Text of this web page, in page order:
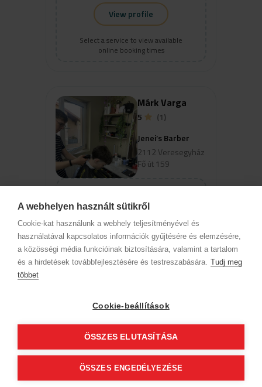
A webhelyen használt sütikről
Cookie-kat használunk a webhely teljesítményével és
használatával kapcsolatos információk gyűjtésére és elemzésére,
a közösségi média funkcióinak biztosítására, valamint a tartalom
és a hirdetések továbbfejlesztésére és testreszabására. Tudj meg
többet
Cookie-beállítások
ÖSSZES ELUTASÍTÁSA
ÖSSZES ENGEDÉLYEZÉSE
View profile
Select a service to view available
online booking times
View profile
Select a service to view available
online booking times
Márk Varga
5
(1)
Jenei’s Barber
2112 Veresegyház
Fő út 159
GTC (Subscriber Customer)
Follow us!
© 2012 Beauty World Net Kft. All rights reserved.